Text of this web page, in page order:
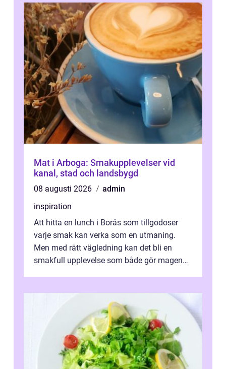
Mat i Arboga: Smakupplevelser vid
kanal, stad och landsbygd
08 augusti 2026
admin
inspiration
Att hitta en lunch i Borås som tillgodoser
varje smak kan verka som en utmaning.
Men med rätt vägledning kan det bli en
smakfull upplevelse som både gör magen